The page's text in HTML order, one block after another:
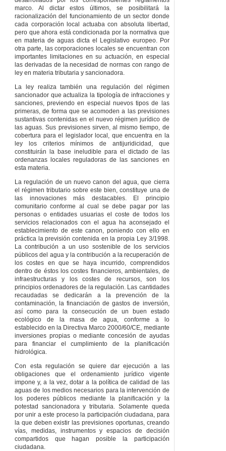
sistemas de medición
directa del consumo
previstos en ella,
momento a partir del
cual será de aplicación
lo previsto en el
artículo 55.n de esta
ley.
Cuarta– Los
convenios de
infraestructuras
hidráulicas vigentes
en el momento de la
aprobación de esta ley
mantendrán su
vigencia hasta la
terminación de las
obras que estén
recogidas en dichos
convenios.
expedientes
sancionadores
iniciados con
anterioridad a la
entrada en vigor de la
presente ley se
tramitarán, hasta su
conclusión, de
acuerdo con la
normativa aplicable en
el momento de su
iniciación, salvo que
las disposiciones
contenidas en la
presente ley resulten
más favorables, en
cuyo caso será ésta la
normativa aplicable.
DISPOSICIONES
FINALES
el apartado 10 del
artículo 7.a y el 1 y 4
del artículo 7.b de la
Ley 27/1983, de 25 de
noviembre, de
relaciones entre las
instituciones comunes
de la Comunidad
Autónoma y los
órganos forales de sus
territorios históricos,
marco. Al dictar estos últimos, se posibilitará la
racionalización del funcionamiento de un sector donde
cada corporación local actuaba con absoluta libertad,
pero que ahora está condicionada por la normativa que
en materia de aguas dicta el Legislativo europeo. Por
otra parte, las corporaciones locales se encuentran con
importantes limitaciones en su actuación, en especial
las derivadas de la necesidad de normas con rango de
ley en materia tributaria y sancionadora.
La ley realiza también una regulación del régimen
sancionador que actualiza la tipología de infracciones y
sanciones, previendo en especial nuevos tipos de las
primeras, de forma que se acomoden a las previsiones
sustantivas contenidas en el nuevo régimen jurídico de
las aguas. Sus previsiones sirven, al mismo tiempo, de
cobertura para el legislador local, que encuentra en la
ley los criterios mínimos de antijuridicidad, que
constituirán la base ineludible para el dictado de las
ordenanzas locales reguladoras de las sanciones en
esta materia.
La regulación de un nuevo canon del agua, que cierra
el régimen tributario sobre este bien, constituye una de
las innovaciones más destacables. El principio
comunitario conforme al cual se debe pagar por las
personas o entidades usuarias el coste de todos los
servicios relacionados con el agua ha aconsejado el
establecimiento de este canon, poniendo con ello en
práctica la previsión contenida en la propia Ley 3/1998.
La contribución a un uso sostenible de los servicios
públicos del agua y la contribución a la recuperación de
los costes en que se haya incurrido, comprendidos
dentro de éstos los costes financieros, ambientales, de
infraestructuras y los costes de recursos, son los
principios ordenadores de la regulación. Las cantidades
recaudadas se dedicarán a la prevención de la
contaminación, la financiación de gastos de inversión,
así como para la consecución de un buen estado
ecológico de la masa de agua, conforme a lo
establecido en la Directiva Marco 2000/60/CE, mediante
inversiones propias o mediante concesión de ayudas
para financiar el cumplimiento de la planificación
hidrológica.
Con esta regulación se quiere dar ejecución a las
obligaciones que el ordenamiento jurídico vigente
impone y, a la vez, dotar a la política de calidad de las
aguas de los medios necesarios para la intervención de
los poderes públicos mediante la planificación y la
potestad sancionadora y tributaria. Solamente queda
por unir a este proceso la participación ciudadana, para
la que deben existir las previsiones oportunas, creando
vías, medidas, instrumentos y espacios de decisión
compartidos que hagan posible la participación
ciudadana.